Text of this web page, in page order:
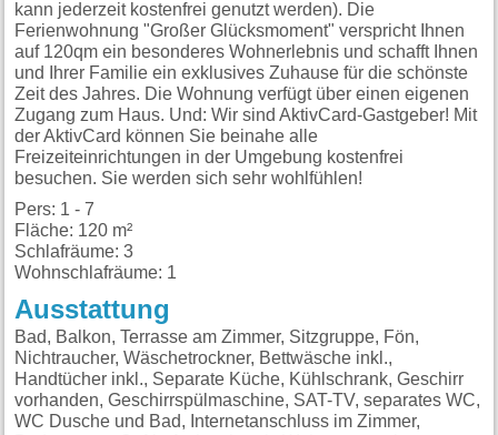
kann jederzeit kostenfrei genutzt werden). Die
Ferienwohnung "Großer Glücksmoment" verspricht Ihnen
auf 120qm ein besonderes Wohnerlebnis und schafft Ihnen
und Ihrer Familie ein exklusives Zuhause für die schönste
Zeit des Jahres. Die Wohnung verfügt über einen eigenen
Zugang zum Haus. Und: Wir sind AktivCard-Gastgeber! Mit
der AktivCard können Sie beinahe alle
Freizeiteinrichtungen in der Umgebung kostenfrei
besuchen. Sie werden sich sehr wohlfühlen!
Pers: 1 - 7
Fläche: 120 m²
Schlafräume: 3
Wohnschlafräume: 1
Ausstattung
Bad, Balkon, Terrasse am Zimmer, Sitzgruppe, Fön,
Nichtraucher, Wäschetrockner, Bettwäsche inkl.,
Handtücher inkl., Separate Küche, Kühlschrank, Geschirr
vorhanden, Geschirrspülmaschine, SAT-TV, separates WC,
WC Dusche und Bad, Internetanschluss im Zimmer,